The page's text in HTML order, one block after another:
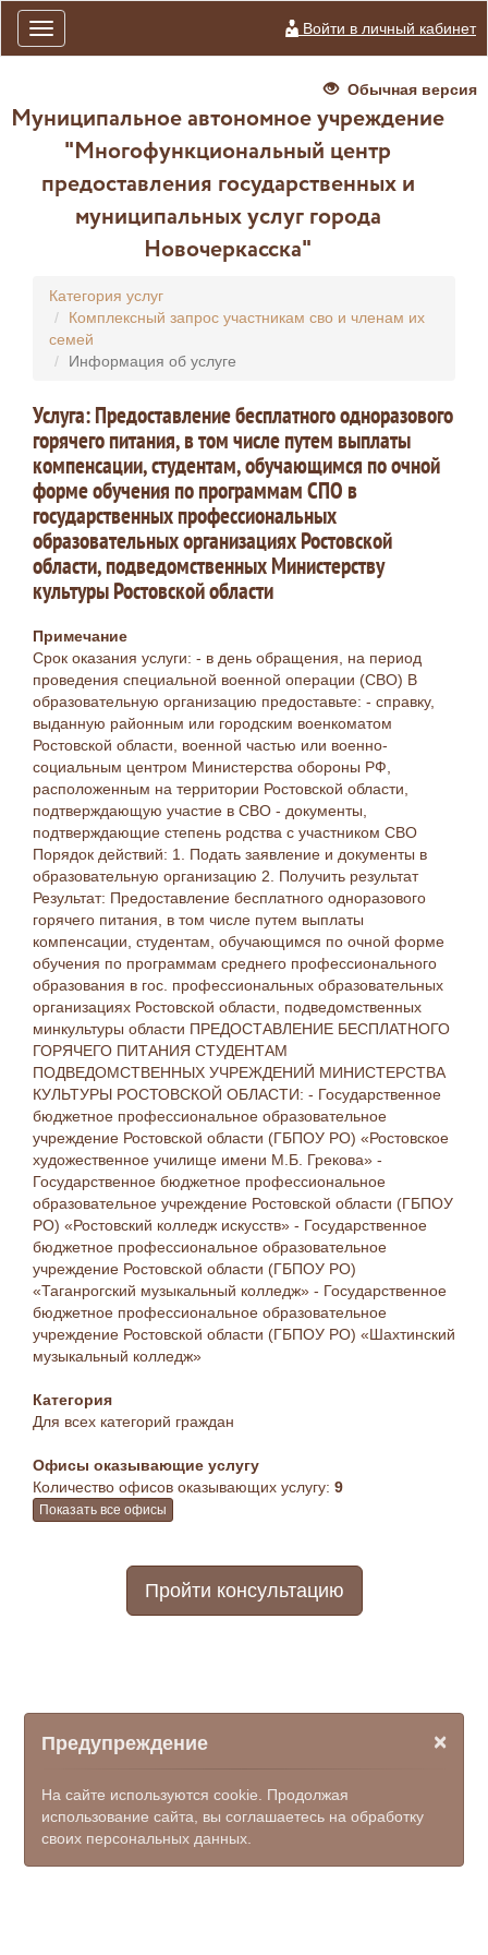
Toggle
navigation
Войти в личный кабинет
Обычная версия
Муниципальное автономное учреждение
"Многофункциональный центр
предоставления государственных и
муниципальных услуг города
Новочеркасска"
Категория услуг
Комплексный запрос участникам сво и членам их
семей
Информация об услуге
Услуга: Предоставление бесплатного одноразового
горячего питания, в том числе путем выплаты
компенсации, студентам, обучающимся по очной
форме обучения по программам СПО в
государственных профессиональных
образовательных организациях Ростовской
области, подведомственных Министерству
культуры Ростовской области
Примечание
Срок оказания услуги: - в день обращения, на период
проведения специальной военной операции (СВО) В
образовательную организацию предоставьте: - справку,
выданную районным или городским военкоматом
Ростовской области, военной частью или военно-
социальным центром Министерства обороны РФ,
расположенным на территории Ростовской области,
подтверждающую участие в СВО - документы,
подтверждающие степень родства с участником СВО
Порядок действий: 1. Подать заявление и документы в
образовательную организацию 2. Получить результат
Результат: Предоставление бесплатного одноразового
горячего питания, в том числе путем выплаты
компенсации, студентам, обучающимся по очной форме
обучения по программам среднего профессионального
образования в гос. профессиональных образовательных
организациях Ростовской области, подведомственных
минкультуры области ПРЕДОСТАВЛЕНИЕ БЕСПЛАТНОГО
ГОРЯЧЕГО ПИТАНИЯ СТУДЕНТАМ
ПОДВЕДОМСТВЕННЫХ УЧРЕЖДЕНИЙ МИНИСТЕРСТВА
КУЛЬТУРЫ РОСТОВСКОЙ ОБЛАСТИ: - Государственное
бюджетное профессиональное образовательное
учреждение Ростовской области (ГБПОУ РО) «Ростовское
художественное училище имени М.Б. Грекова» -
Государственное бюджетное профессиональное
образовательное учреждение Ростовской области (ГБПОУ
РО) «Ростовский колледж искусств» - Государственное
бюджетное профессиональное образовательное
учреждение Ростовской области (ГБПОУ РО)
«Таганрогский музыкальный колледж» - Государственное
бюджетное профессиональное образовательное
учреждение Ростовской области (ГБПОУ РО) «Шахтинский
музыкальный колледж»
Категория
Для всех категорий граждан
Офисы оказывающие услугу
Количество офисов оказывающих услугу: 9
Показать все офисы
Пройти консультацию
×
Предупреждение
На сайте используются cookie. Продолжая
использование сайта, вы соглашаетесь на обработку
своих персональных данных.